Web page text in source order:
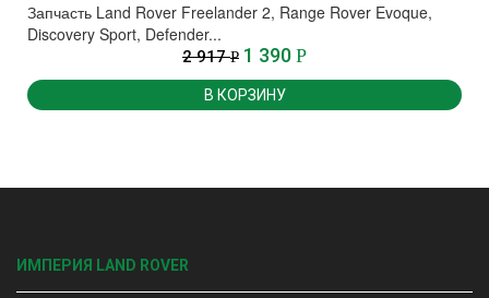
Запчасть Land Rover Freelander 2, Range Rover Evoque,
Discovery Sport, Defender...
2 917Р 1 390 Р
В КОРЗИНУ
ИМПЕРИЯ LAND ROVER